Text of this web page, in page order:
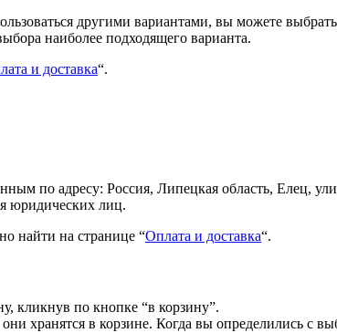
другими вариантами, вы можете
наиболее подходящего варианта.
и доставка“.
по адресу: Россия, Липецкая область, Елец,
юридических лиц.
найти на странице “Оплата и доставка“.
кликнув по кнопке “в корзину”.
хранятся в корзине. Когда вы определились с